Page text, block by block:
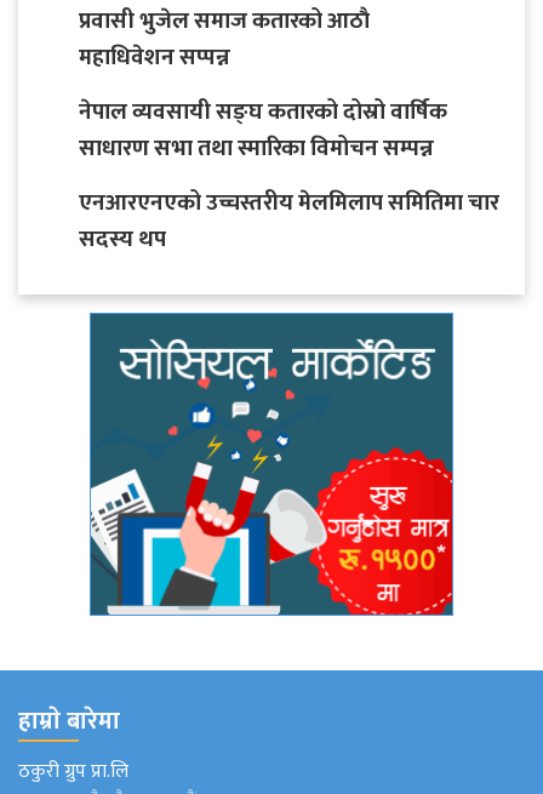
प्रवासी भुजेल समाज कतारको आठाै
महाधिवेशन सप्पन्न
नेपाल व्यवसायी सङ्घ कतारको दोस्रो वार्षिक
साधारण सभा तथा स्मारिका विमोचन सम्पन्न
एनआरएनएको उच्चस्तरीय मेलमिलाप समितिमा चार
सदस्य थप
हाम्राे बारेमा
ठकुरी ग्रुप प्रा.लि